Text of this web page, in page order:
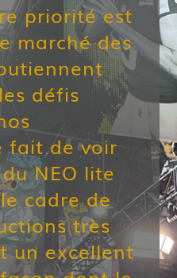
priorité est
marché des
défis
fait de voir
NEO lite
cadre de
très
un excellent